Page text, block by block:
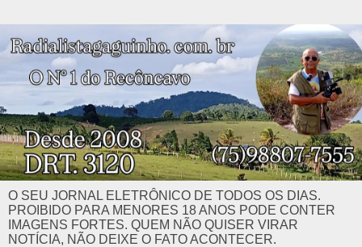
O SEU JORNAL ELETRÔNICO DE TODOS OS DIAS.
PROIBIDO PARA MENORES 18 ANOS PODE CONTER
IMAGENS FORTES. QUEM NÃO QUISER VIRAR
NOTÍCIA, NÃO DEIXE O FATO ACONTECER.